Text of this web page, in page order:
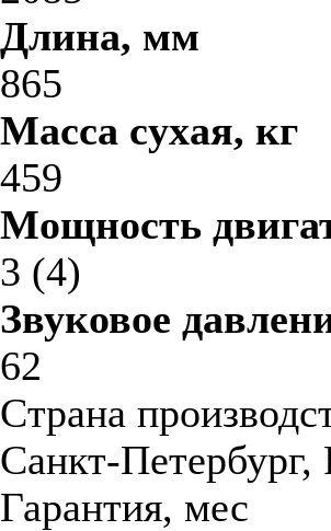
Длина, мм
865
Масса сухая, кг
459
Мощность
3 (4)
Звуковое
62
Страна
Санкт-Петербург,
Гарантия, мес